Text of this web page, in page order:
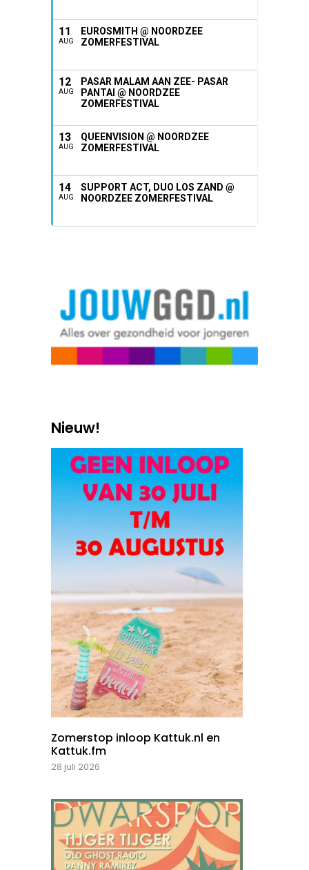
11
AUG
EUROSMITH @ NOORDZEE
ZOMERFESTIVAL
12
AUG
PASAR MALAM AAN ZEE- PASAR
PANTAI @ NOORDZEE
ZOMERFESTIVAL
13
AUG
QUEENVISION @ NOORDZEE
ZOMERFESTIVAL
14
AUG
SUPPORT ACT, DUO LOS ZAND @
NOORDZEE ZOMERFESTIVAL
Nieuw!
Zomerstop inloop Kattuk.nl en
Kattuk.fm
28 juli 2026